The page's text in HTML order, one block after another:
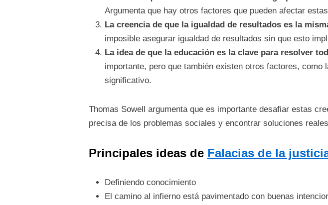
Argumenta que hay otros factores que pueden afectar
La creencia de que la igualdad de resultados es la
imposible asegurar igualdad de resultados sin que esto
La idea de que la educación es la clave para resolver
importante, pero que también existen otros factores,
significativo.
Thomas Sowell argumenta que es importante desafiar estas
precisa de los problemas sociales y encontrar soluciones
Principales ideas de Falacias de la
Definiendo conocimiento
El camino al infierno está pavimentado con buenas